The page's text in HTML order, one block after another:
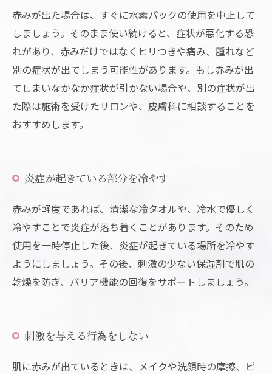
赤みが出た場合は、すぐに水素パックの使用を中止して
しましょう。そのまま使い続けると、症状が悪化する恐
れがあり、赤みだけではなくヒリつきや痛み、腫れなど
別の症状が出てしまう可能性があります。もし赤みが出
てしまいなかなか症状が引かない場合や、別の症状が出
た際は施術を受けたサロンや、皮膚科に相談することを
おすすめします。
炎症が起きている部分を冷やす
赤みが軽度であれば、清潔な冷タオルや、冷水で優しく
冷やすことで炎症が落ち着くことがあります。そのため
使用を一時停止した後、炎症が起きている場所を冷やす
ようにしましょう。その後、刺激の少ない保湿剤で肌の
乾燥を防ぎ、バリア機能の回復をサポートしましょう。
刺激を与える行為をしない
肌に赤みが出ているときは、メイクや洗顔時の摩擦、ピ